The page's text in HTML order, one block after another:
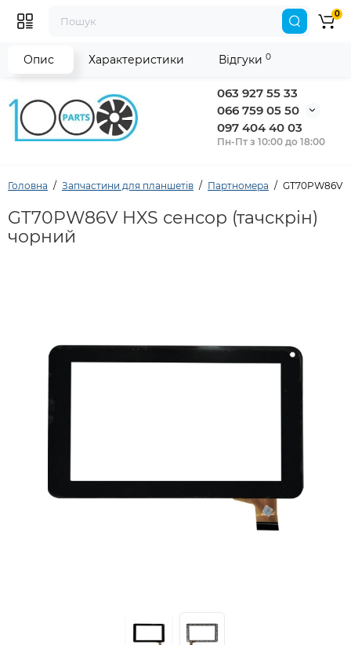
063 927 55 33
066 759 05 50
097 404 40 03
Пн-Пт з 10:00 до 18:00
0
Головна Запчастини для планшетів Партномера GT70PW86V
GT70PW86V HXS сенсор (тачскрін)
чорний
Опис Характеристики Відгуки 0